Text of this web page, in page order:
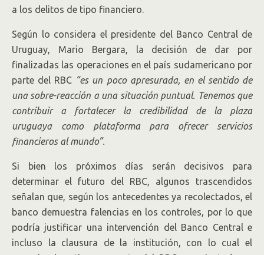
a los delitos de tipo financiero.
Según lo considera el presidente del Banco Central de
Uruguay, Mario Bergara, la decisión de dar por
finalizadas las operaciones en el país sudamericano por
parte del RBC “es un poco apresurada, en el sentido de
una sobre-reacción a una situación puntual. Tenemos que
contribuir a fortalecer la credibilidad de la plaza
uruguaya como plataforma para ofrecer servicios
financieros al mundo”.
Si bien los próximos días serán decisivos para
determinar el futuro del RBC, algunos trascendidos
señalan que, según los antecedentes ya recolectados, el
banco demuestra falencias en los controles, por lo que
podría justificar una intervención del Banco Central e
incluso la clausura de la institución, con lo cual el